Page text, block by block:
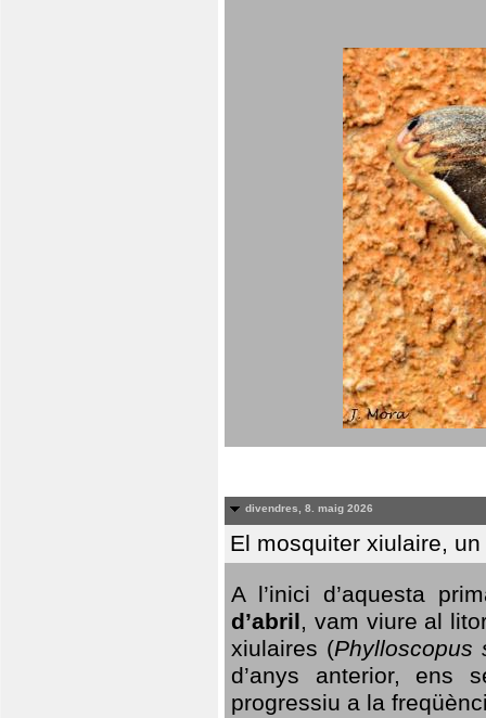
divendres, 8. maig 2026
El mosquiter xiulaire,
A l’inici d’aquesta
d’abril, vam viure al
xiulaires (Phylloscopus
d’anys anterior, ens
progressiu a la